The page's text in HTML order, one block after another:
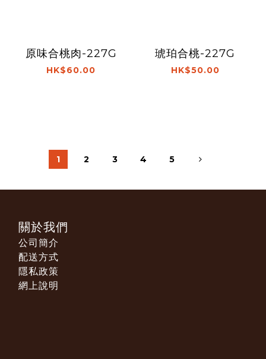
原味合桃肉-227G
HK$60.00
琥珀合桃-227G
HK$50.00
1 2 3 4 5
關於我們
公司簡介
配送方式
隱私政策
網上說明